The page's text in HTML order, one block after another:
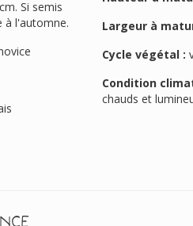
Si semis
à l'automne.
Largeur à
Cycle végétal :
Condition
chauds et